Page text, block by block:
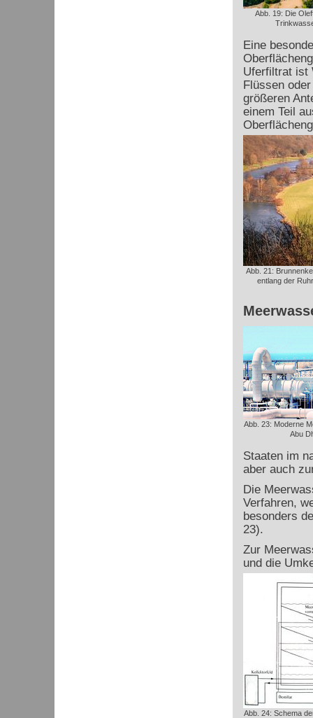
Abb. 19: Die
Eine
Uferfiltrat ist
Flüssen
größeren
einem Teil
Abb. 21:
entlang der
Abb. 23: Moderne
Abu
Staaten im
aber auch
Die
Verfahren,
besonders
23).
Zur
und die
Abb. 24: Schema